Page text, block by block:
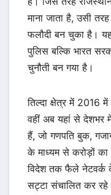
माना जाता है, उसी
फलौदी बन चुका है।
पुलिस बल्कि भारत
चुनौती बन गया है।
तिल्दा क्षेत्र में 2016
वहीं अब यहां से
हैं, जो गणपति बुक,
के माध्यम से करोड़ों
विदेश तक फैले
सट्टा संचालित कर